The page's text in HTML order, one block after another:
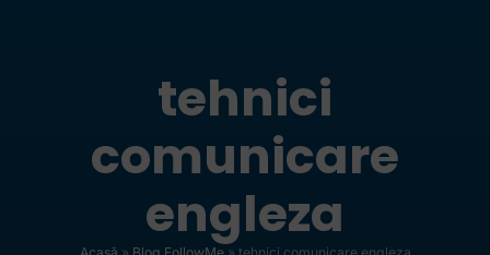
tehnici
comunicare
engleza